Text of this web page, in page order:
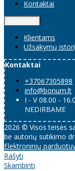
Kontaktai
Klientams
Užsakymų
Kontaktai
+37067305898
info@bonum.lt
I - V 08.00 -
NEDIRBAME
2026 © Visos teisės
be autorių sutikimo
Elektroninių
Rašyti
Skambinti